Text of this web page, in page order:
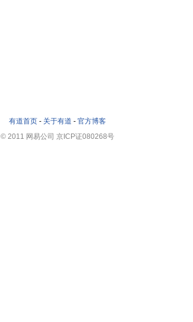
有道首页 - 关于有道 - 官方博客
© 2011 网易公司 京ICP证080268号